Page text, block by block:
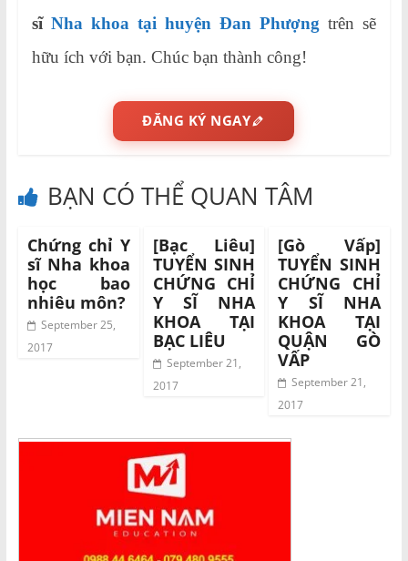
sĩ Nha khoa tại huyện Đan Phượng trên sẽ
hữu ích với bạn. Chúc bạn thành công!
ĐĂNG KÝ NGAY
BẠN CÓ THỂ QUAN TÂM
Chứng chỉ Y
sĩ Nha khoa
học bao
nhiêu môn?
September 25,
2017
[Bạc Liêu]
TUYỂN SINH
CHỨNG CHỈ
Y SĨ NHA
KHOA TẠI
BẠC LIÊU
September 21,
2017
[Gò Vấp]
TUYỂN SINH
CHỨNG CHỈ
Y SĨ NHA
KHOA TẠI
QUẬN GÒ
VẤP
September 21,
2017